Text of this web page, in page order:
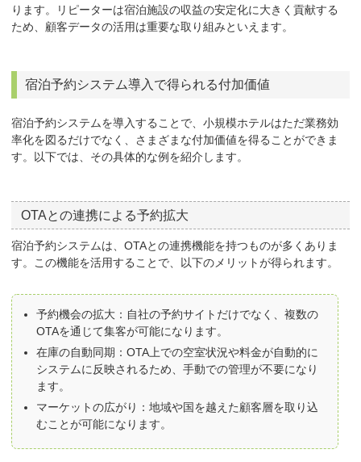
ります。リピーターは宿泊施設の収益の安定化に大きく貢献する
ため、顧客データの活用は重要な取り組みといえます。
宿泊予約システム導入で得られる付加価値
宿泊予約システムを導入することで、小規模ホテルはただ業務効
率化を図るだけでなく、さまざまな付加価値を得ることができま
す。以下では、その具体的な例を紹介します。
OTAとの連携による予約拡大
宿泊予約システムは、OTAとの連携機能を持つものが多くありま
す。この機能を活用することで、以下のメリットが得られます。
予約機会の拡大：自社の予約サイトだけでなく、複数の
OTAを通じて集客が可能になります。
在庫の自動同期：OTA上での空室状況や料金が自動的に
システムに反映されるため、手動での管理が不要になり
ます。
マーケットの広がり：地域や国を越えた顧客層を取り込
むことが可能になります。